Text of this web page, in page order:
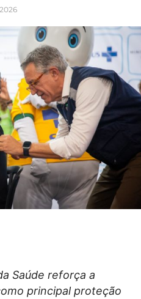
Saúde reforça a
principal proteção